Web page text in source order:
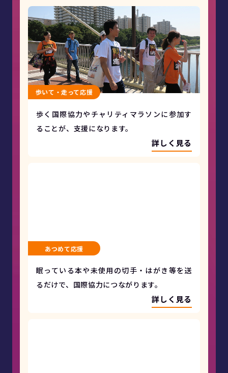
歩いて・走って応援
歩く国際協力やチャリティマラソンに参加す
ることが、支援になります。
詳しく見る
あつめて応援
眠っている本や未使用の切手・はがき等を送
るだけで、国際協力につながります。
詳しく見る